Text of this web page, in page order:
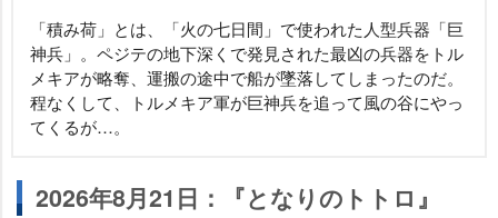
「積み荷」とは、「火の七日間」で使われた人型兵器「巨
神兵」。ペジテの地下深くで発見された最凶の兵器をトル
メキアが略奪、運搬の途中で船が墜落してしまったのだ。
程なくして、トルメキア軍が巨神兵を追って風の谷にやっ
てくるが…。
2026年8月21日：『となりのトトロ』